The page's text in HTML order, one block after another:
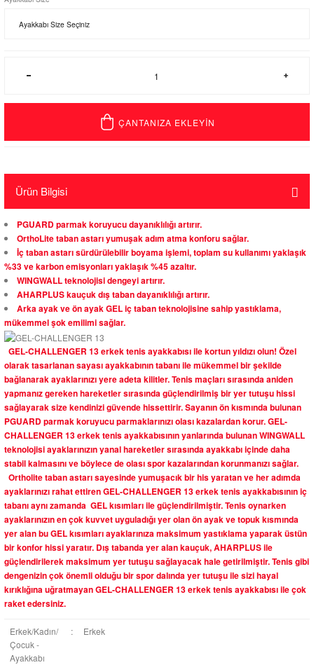
ÇANTANIZA EKLEYİN
Ürün Bilgisi
PGUARD parmak koruyucu dayanıklılığı artırır.
OrthoLite taban astarı yumuşak adım atma konforu sağlar.
İç taban astarı sürdürülebilir boyama işlemi, toplam su kullanımı yaklaşık
%33 ve karbon emisyonları yaklaşık %45 azaltır.
WINGWALL teknolojisi dengeyi artırır.
AHARPLUS kauçuk dış taban dayanıklılığı artırır.
Arka ayak ve ön ayak GEL iç taban teknolojisine sahip yastıklama,
mükemmel şok emilimi sağlar.
GEL-CHALLENGER 13 erkek tenis ayakkabısı ile kortun yıldızı olun! Özel
olarak tasarlanan sayası ayakkabının tabanı ile mükemmel bir şekilde
bağlanarak ayaklarınızı yere adeta kilitler. Tenis maçları sırasında aniden
yapmanız gereken hareketler sırasında güçlendirilmiş bir yer tutuşu hissi
sağlayarak size kendinizi güvende hissettirir. Sayanın ön kısmında bulunan
PGUARD parmak koruyucu parmaklarınızı olası kazalardan korur. GEL-
CHALLENGER 13 erkek tenis ayakkabısının yanlarında bulunan WINGWALL
teknolojisi ayaklarınızın yanal hareketler sırasında ayakkabı içinde daha
stabil kalmasını ve böylece de olası spor kazalarından korunmanızı sağlar.
Ortholite taban astarı sayesinde yumuşacık bir his yaratan ve her adımda
ayaklarınızı rahat ettiren GEL-CHALLENGER 13 erkek tenis ayakkabısının iç
tabanı aynı zamanda GEL kısımları ile güçlendirilmiştir. Tenis oynarken
ayaklarınızın en çok kuvvet uyguladığı yer olan ön ayak ve topuk kısmında
yer alan bu GEL kısımları ayaklarınıza maksimum yastıklama yaparak üstün
bir konfor hissi yaratır. Dış tabanda yer alan kauçuk, AHARPLUS ile
güçlendirilerek maksimum yer tutuşu sağlayacak hale getirilmiştir. Tenis gibi
dengenizin çok önemli olduğu bir spor dalında yer tutuşu ile sizi hayal
kırıklığına uğratmayan GEL-CHALLENGER 13 erkek tenis ayakkabısı ile çok
raket edersiniz.
Erkek/Kadın/
Çocuk -
Ayakkabı
: Erkek